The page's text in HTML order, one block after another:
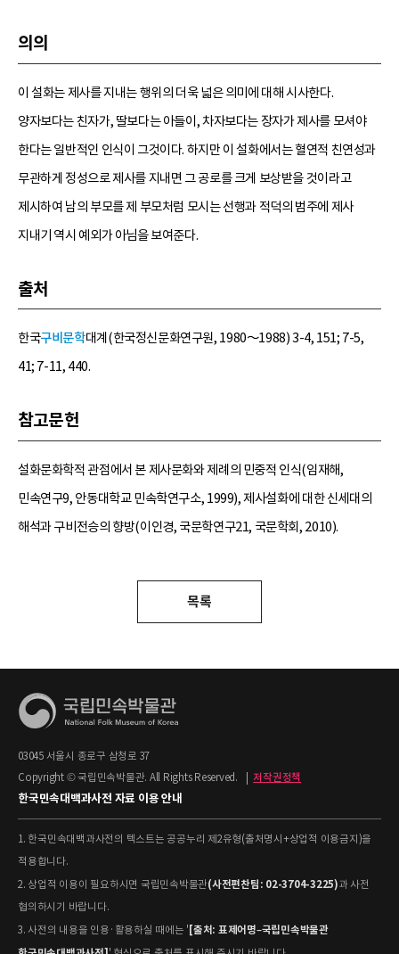
의의
이 설화는 제사를 지내는 행위의 더욱 넓은 의미에 대해 시사한다.
양자보다는 친자가, 딸보다는 아들이, 차자보다는 장자가 제사를 모셔야
한다는 일반적인 인식이 그것이다. 하지만 이 설화에서는 혈연적 친연성과
무관하게 정성으로 제사를 지내면 그 공로를 크게 보상받을 것이라고
제시하여 남의 부모를 제 부모처럼 모시는 선행과 적덕의 범주에 제사
지내기 역시 예외가 아님을 보여준다.
출처
한국구비문학대계(한국정신문화연구원, 1980～1988) 3-4, 151; 7-5,
41; 7-11, 440.
참고문헌
설화문화학적 관점에서 본 제사문화와 제례의 민중적 인식(임재해,
민속연구9, 안동대학교 민속학연구소, 1999), 제사설화에 대한 신세대의
해석과 구비전승의 향방(이인경, 국문학연구21, 국문학회, 2010).
목록
03045 서울시 종로구 삼청로 37
Copyright © 국립민속박물관. All Rights Reserved.
저작권정책
한국민속대백과사전 자료 이용 안내
1. 한국민속대백과사전의 텍스트는 공공누리 제2유형(출처명시+상업적 이용금지)을
적용합니다.
2. 상업적 이용이 필요하시면 국립민속박물관(사전편찬팀: 02-3704-3225)과 사전
협의하시기 바랍니다.
3. 사전의 내용을 인용·활용하실 때에는 ' [출처: 표제어명–국립민속박물관